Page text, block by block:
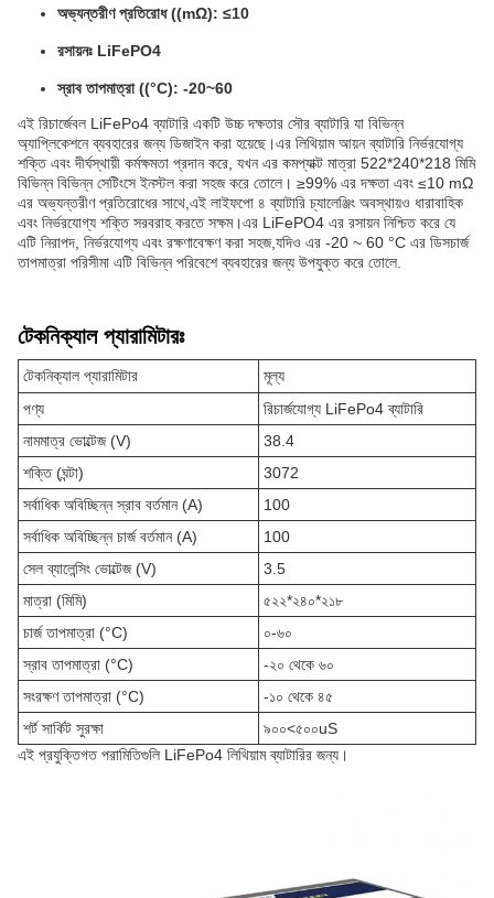
অভ্যন্তরীণ প্রতিরোধ ((mΩ): ≤10
রসায়নঃ LiFePO4
স্রাব তাপমাত্রা ((°C): -20~60
এই রিচার্জেবল LiFePo4 ব্যাটারি একটি উচ্চ দক্ষতার সৌর ব্যাটারি যা বিভিন্ন
অ্যাপ্লিকেশনে ব্যবহারের জন্য ডিজাইন করা হয়েছে।এর লিথিয়াম আয়ন ব্যাটারি নির্ভরযোগ্য
শক্তি এবং দীর্ঘস্থায়ী কর্মক্ষমতা প্রদান করে, যখন এর কমপ্যাক্ট মাত্রা 522*240*218 মিমি
বিভিন্ন বিভিন্ন সেটিংসে ইনস্টল করা সহজ করে তোলে। ≥99% এর দক্ষতা এবং ≤10 mΩ
এর অভ্যন্তরীণ প্রতিরোধের সাথে,এই লাইফপো ৪ ব্যাটারি চ্যালেঞ্জিং অবস্থায়ও ধারাবাহিক
এবং নির্ভরযোগ্য শক্তি সরবরাহ করতে সক্ষম।এর LiFePO4 এর রসায়ন নিশ্চিত করে যে
এটি নিরাপদ, নির্ভরযোগ্য এবং রক্ষণাবেক্ষণ করা সহজ,যদিও এর -20 ~ 60 °C এর ডিসচার্জ
তাপমাত্রা পরিসীমা এটি বিভিন্ন পরিবেশে ব্যবহারের জন্য উপযুক্ত করে তোলে.
টেকনিক্যাল প্যারামিটারঃ
টেকনিক্যাল প্যারামিটার
মূল্য
পণ্য
রিচার্জযোগ্য LiFePo4 ব্যাটারি
নামমাত্র ভোল্টেজ (V)
38.4
শক্তি (ঘন্টা)
3072
সর্বাধিক অবিচ্ছিন্ন স্রাব বর্তমান (A)
100
সর্বাধিক অবিচ্ছিন্ন চার্জ বর্তমান (A)
100
সেল ব্যালেন্সিং ভোল্টেজ (V)
3.5
মাত্রা (মিমি)
৫২২*২৪০*২১৮
চার্জ তাপমাত্রা (°C)
০-৬০
স্রাব তাপমাত্রা (°C)
-২০ থেকে ৬০
সংরক্ষণ তাপমাত্রা (°C)
-১০ থেকে ৪৫
শর্ট সার্কিট সুরক্ষা
৯০০<৫০০uS
এই প্রযুক্তিগত পরামিতিগুলি LiFePo4 লিথিয়াম ব্যাটারির জন্য।